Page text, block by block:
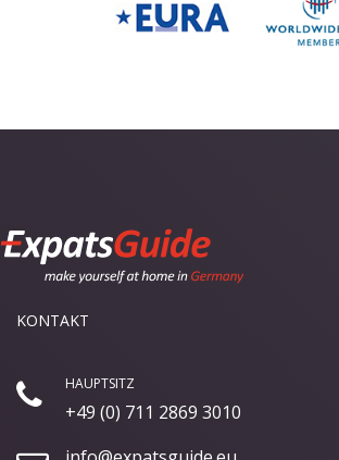
KONTAKT
HAUPTSITZ
+49 (0) 711 2869 3010